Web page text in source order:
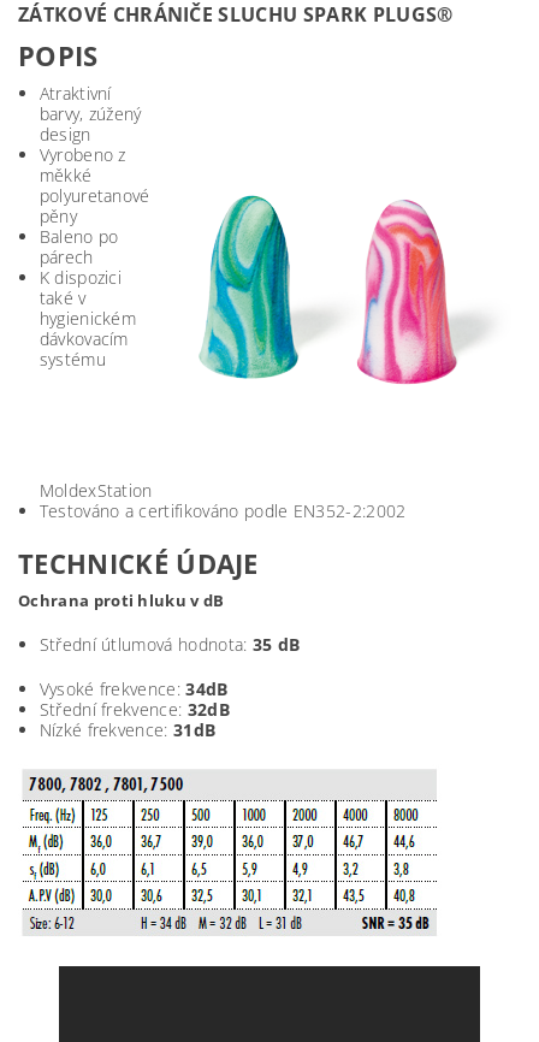
ZÁTKOVÉ CHRÁNIČE SLUCHU SPARK PLUGS®
POPIS
Atraktivní
barvy, zúžený
design
Vyrobeno z
měkké
polyuretanové
pěny
Baleno po
párech
K dispozici
také v
hygienickém
dávkovacím
systému
MoldexStation
Testováno a certifikováno podle EN352-2:2002
TECHNICKÉ ÚDAJE
Ochrana proti hluku v dB
Střední útlumová hodnota: 35 dB
Vysoké frekvence:34dB
Střední frekvence: 32dB
Nízké frekvence:31dB